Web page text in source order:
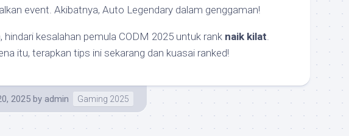
event. Akibatnya, Auto Legendary dalam genggaman!
hindari kesalahan pemula CODM 2025 untuk rank naik kilat.
itu, terapkan tips ini sekarang dan kuasai ranked!
2025 by admin Gaming 2025